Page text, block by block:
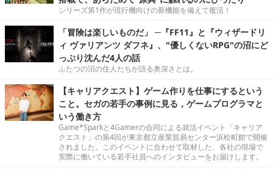
シリーズ第1作が現行機向けの新機能を備えて復活！
「冒険は楽しいものだ」 ─『FF11』と『ウィザードリ
ィ ヴァリアンツ ダフネ』、"優しくないRPG"の沼にど
っぷり沈んだ4人の話
ふたつの沼の住人たちが語る奥深さとは。
【キャリアクエスト】ゲーム作りを仕事にするという
こと。セガの若手の事例に見る，ゲームプログラマと
いう働き方
Game*Sparkと4Gamerの合同による就活イベント「キャリア
クエスト」の第4回が東京都立産業貿易センター浜松町館で開催
されました。このイベントに合わせて取材した、各社の現場で
実際に働いている若手社員へのインタビューをお届けします。